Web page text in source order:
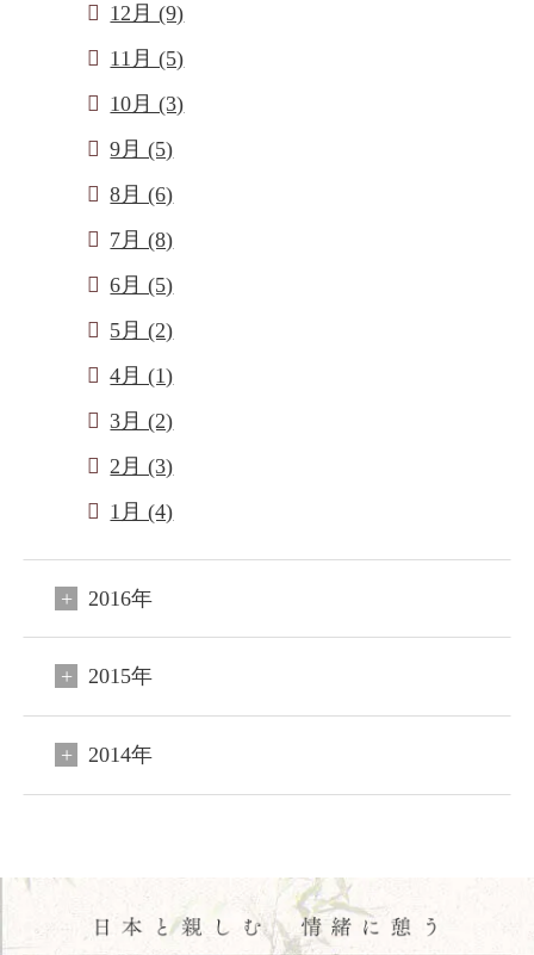
12月 (9)
11月 (5)
10月 (3)
9月 (5)
8月 (6)
7月 (8)
6月 (5)
5月 (2)
4月 (1)
3月 (2)
2月 (3)
1月 (4)
2016年
2015年
2014年
ご宿泊予約
客室
新着情報